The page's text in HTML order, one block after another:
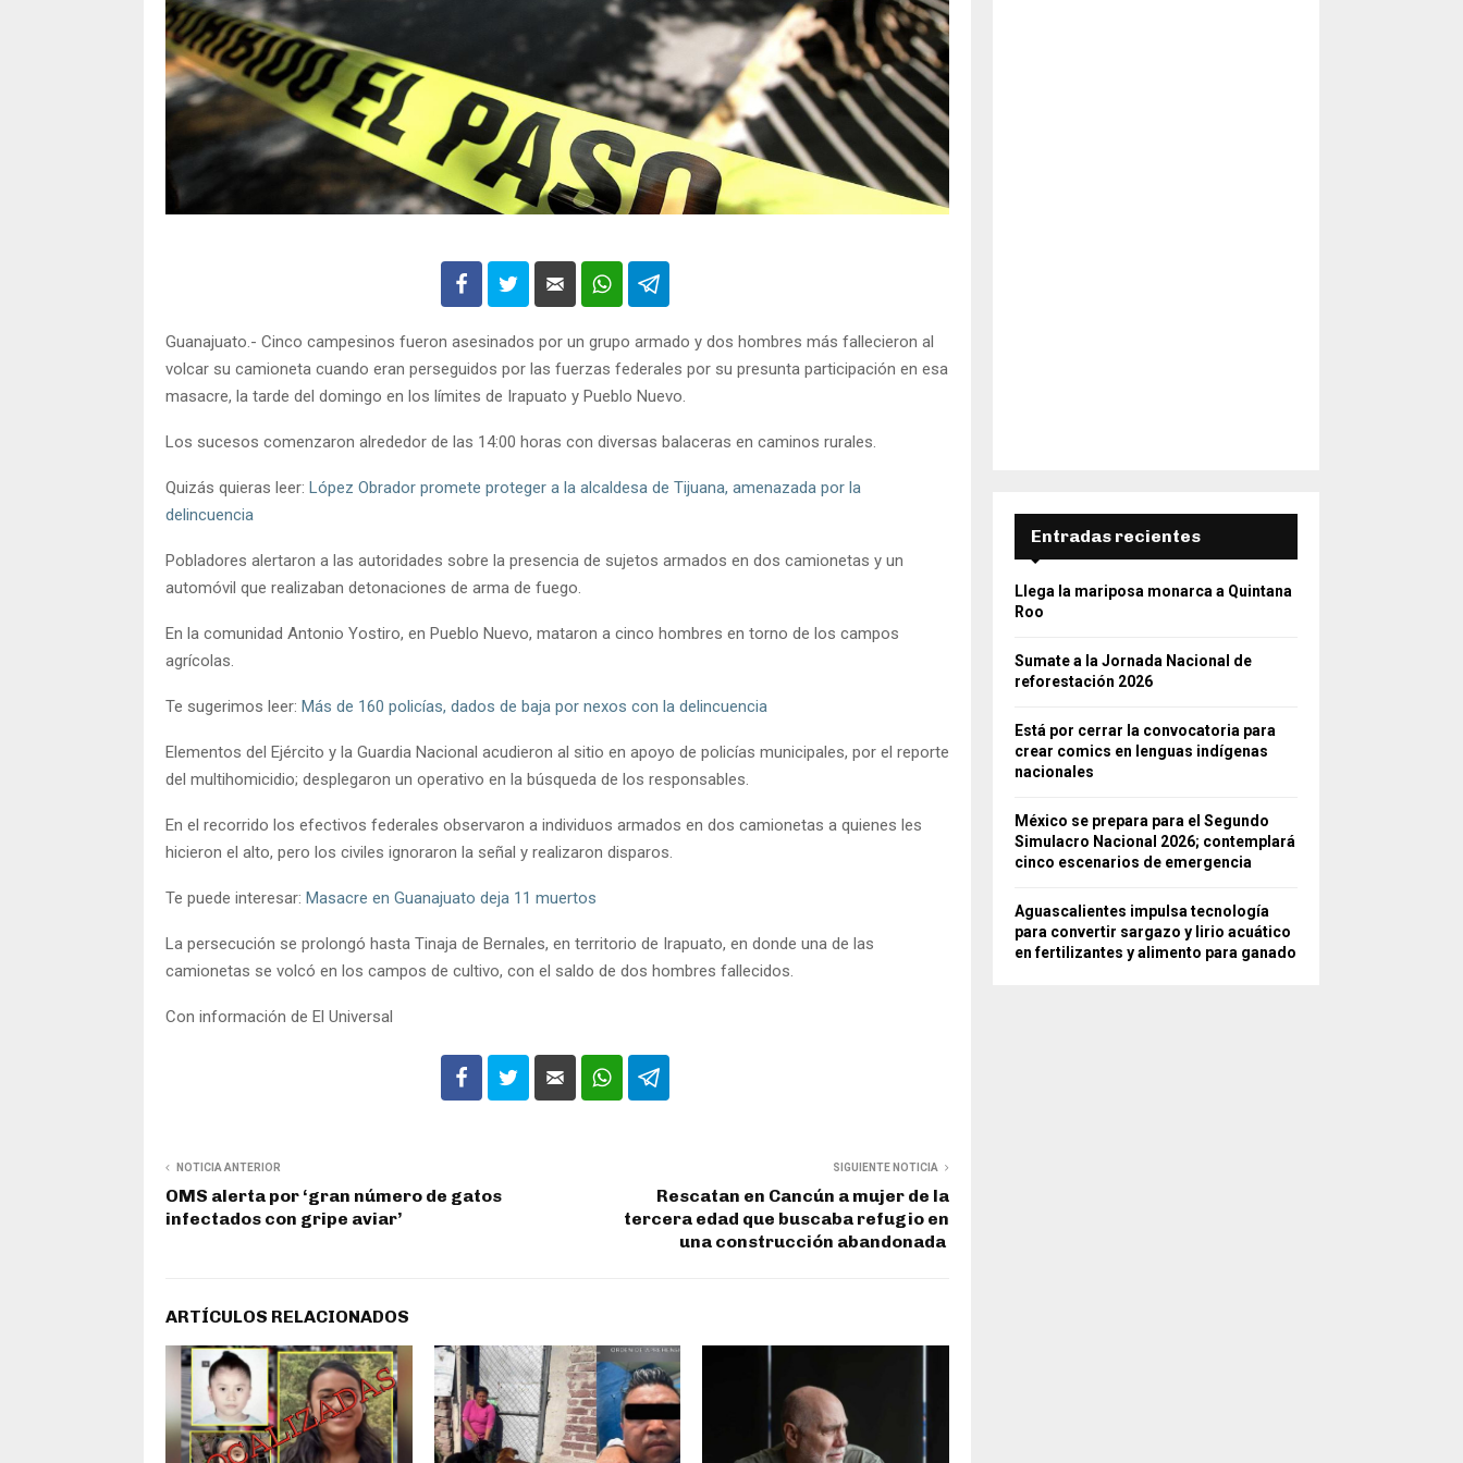
Guanajuato.- Cinco campesinos fueron asesinados por un grupo armado y dos hombres más fallecieron al
volcar su camioneta cuando eran perseguidos por las fuerzas federales por su presunta participación en esa
masacre, la tarde del domingo en los límites de Irapuato y Pueblo Nuevo.
Los sucesos comenzaron alrededor de las 14:00 horas con diversas balaceras en caminos rurales.
Quizás quieras leer: López Obrador promete proteger a la alcaldesa de Tijuana, amenazada por la
delincuencia
Pobladores alertaron a las autoridades sobre la presencia de sujetos armados en dos camionetas y un
automóvil que realizaban detonaciones de arma de fuego.
En la comunidad Antonio Yostiro, en Pueblo Nuevo, mataron a cinco hombres en torno de los campos
agrícolas.
Te sugerimos leer: Más de 160 policías, dados de baja por nexos con la delincuencia
Elementos del Ejército y la Guardia Nacional acudieron al sitio en apoyo de policías municipales, por el reporte
del multihomicidio; desplegaron un operativo en la búsqueda de los responsables.
En el recorrido los efectivos federales observaron a individuos armados en dos camionetas a quienes les
hicieron el alto, pero los civiles ignoraron la señal y realizaron disparos.
Te puede interesar: Masacre en Guanajuato deja 11 muertos
La persecución se prolongó hasta Tinaja de Bernales, en territorio de Irapuato, en donde una de las
camionetas se volcó en los campos de cultivo, con el saldo de dos hombres fallecidos.
Con información de El Universal
NOTICIA ANTERIOR
OMS alerta por ‘gran número de gatos
infectados con gripe aviar’
SIGUIENTE NOTICIA
Rescatan en Cancún a mujer de la
tercera edad que buscaba refugio en
una construcción abandonada
ARTÍCULOS RELACIONADOS
Entradas recientes
Llega la mariposa monarca a Quintana
Roo
Sumate a la Jornada Nacional de
reforestación 2026
Está por cerrar la convocatoria para
crear comics en lenguas indígenas
nacionales
México se prepara para el Segundo
Simulacro Nacional 2026; contemplará
cinco escenarios de emergencia
Aguascalientes impulsa tecnología
para convertir sargazo y lirio acuático
en fertilizantes y alimento para ganado